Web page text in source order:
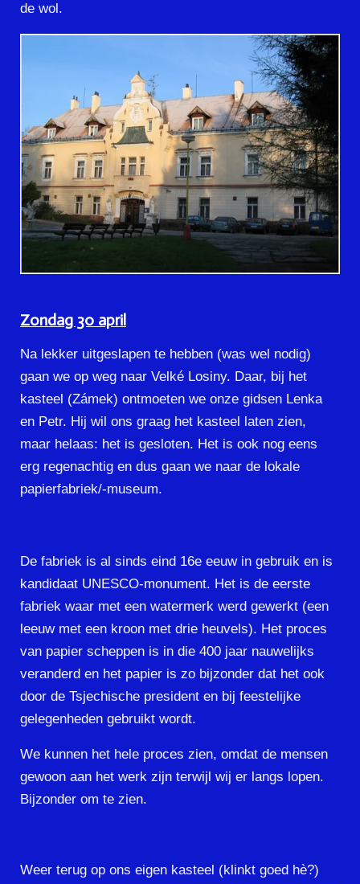
de wol.
Zondag 30 april
Na lekker uitgeslapen te hebben (was wel nodig)
gaan we op weg naar Velké Losiny. Daar, bij het
kasteel (Zámek) ontmoeten we onze gidsen Lenka
en Petr. Hij wil ons graag het kasteel laten zien,
maar helaas: het is gesloten. Het is ook nog eens
erg regenachtig en dus gaan we naar de lokale
papierfabriek/-museum.
De fabriek is al sinds eind 16e eeuw in gebruik en is
kandidaat UNESCO-monument. Het is de eerste
fabriek waar met een watermerk werd gewerkt (een
leeuw met een kroon met drie heuvels). Het proces
van papier scheppen is in die 400 jaar nauwelijks
veranderd en het papier is zo bijzonder dat het ook
door de Tsjechische president en bij feestelijke
gelegenheden gebruikt wordt.
We kunnen het hele proces zien, omdat de mensen
gewoon aan het werk zijn terwijl wij er langs lopen.
Bijzonder om te zien.
Weer terug op ons eigen kasteel (klinkt goed hè?)